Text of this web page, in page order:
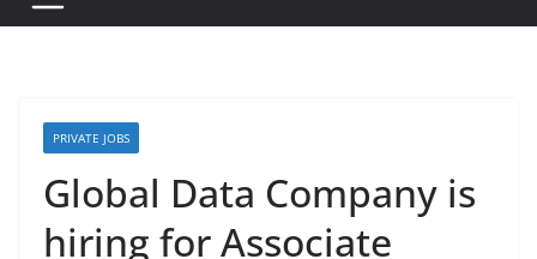
PRIVATE JOBS
Global Data Company is
hiring for Associate